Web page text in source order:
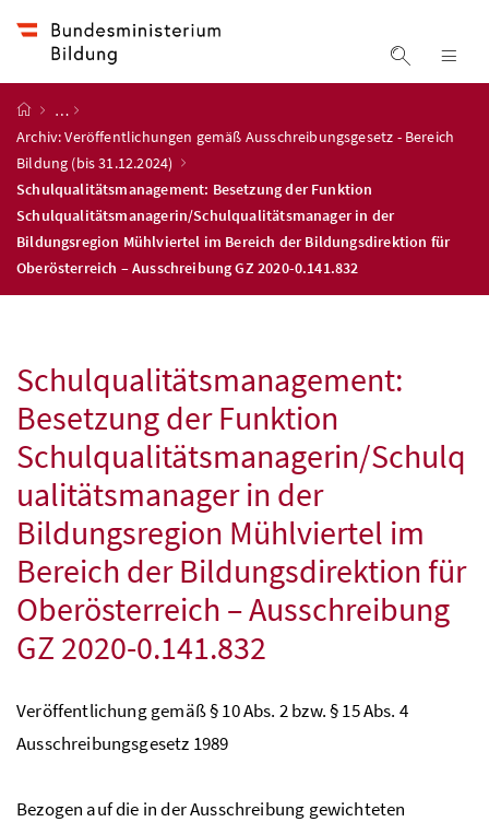
Suche
Startseite
…
Archiv: Veröffentlichungen gemäß Ausschreibungsgesetz - Bereich
Bildung (bis 31.12.2024)
Schulqualitätsmanagement: Besetzung der Funktion
Schulqualitätsmanagerin/Schulqualitätsmanager in der
Bildungsregion Mühlviertel im Bereich der Bildungsdirektion für
Oberösterreich – Ausschreibung GZ 2020-0.141.832
Schulqualitätsmanagement:
Besetzung der Funktion
Schulqualitätsmanagerin/Schulq
ualitätsmanager in der
Bildungsregion Mühlviertel im
Bereich der Bildungsdirektion für
Oberösterreich – Ausschreibung
GZ 2020-0.141.832
Veröffentlichung gemäß § 10Abs. 2bzw.§ 15Abs. 4
Ausschreibungsgesetz 1989
Bezogen auf die in der Ausschreibung gewichteten